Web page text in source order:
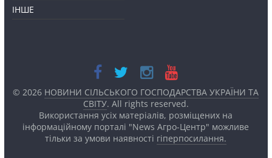
ІНШЕ
© 2026 НОВИНИ СІЛЬСЬКОГО ГОСПОДАРСТВА УКРАЇНИ ТА
СВІТУ. All rights reserved.
Використання усіх матеріалів, розміщених на
інформаційному порталі "News Агро-Центр" можливе
тільки за умови наявності гіперпосилання.